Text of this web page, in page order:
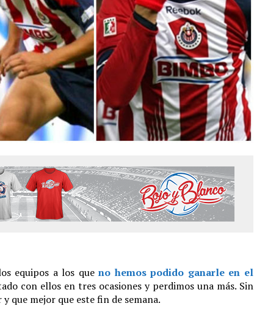
equipos a los queno hemos podido ganarle en el
con ellos en tres ocasiones y perdimos una más. Sin
que mejor que este fin de semana.